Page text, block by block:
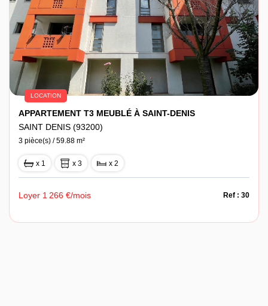
LOCATION
APPARTEMENT T3 MEUBLÉ À SAINT-DENIS
SAINT DENIS (93200)
3 pièce(s) / 59.88 m²
x 1 x 3 x 2
Loyer 1 266 €/mois Ref : 30